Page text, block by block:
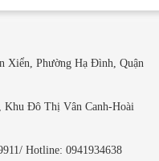
Xiển, Phường Hạ Đình, Quận
Khu Đô Thị Vân Canh-Hoài
Hotline: 0941934638